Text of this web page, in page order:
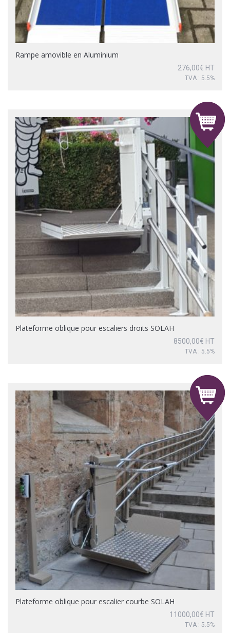
Rampe amovible en Aluminium
276,00€ HT
TVA : 5.5%
Plateforme oblique pour escaliers droits SOLAH
8500,00€ HT
TVA : 5.5%
Plateforme oblique pour escalier courbe SOLAH
11000,00€ HT
TVA : 5.5%